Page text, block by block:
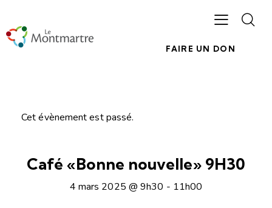
FAIRE UN DON
Cet évènement est passé.
Café «Bonne nouvelle» 9H30
4 mars 2025 @ 9h30 - 11h00